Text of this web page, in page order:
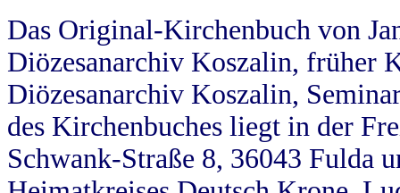
Das Original-Kirchenbuch von
Diözesanarchiv Koszalin, früher
Diözesanarchiv Koszalin,
des Kirchenbuches liegt in der
Schwank-Straße 8, 36043 Fulda